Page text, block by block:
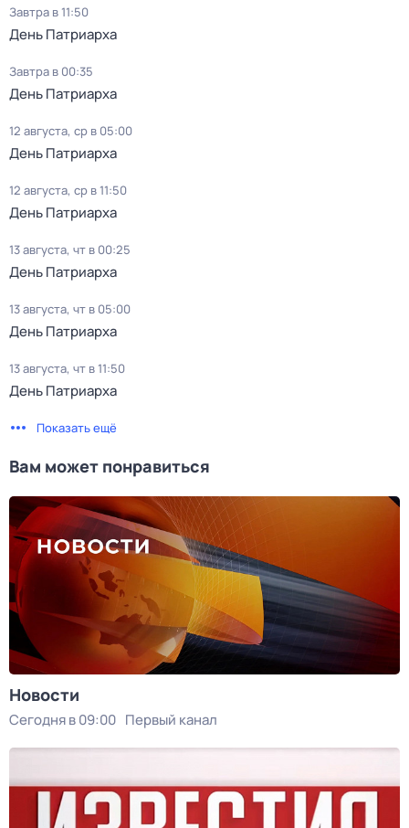
Завтра в 11:50
День Патриарха
Завтра в 00:35
День Патриарха
12 августа, ср в 05:00
День Патриарха
12 августа, ср в 11:50
День Патриарха
13 августа, чт в 00:25
День Патриарха
13 августа, чт в 05:00
День Патриарха
13 августа, чт в 11:50
День Патриарха
Показать ещё
Вам может понравиться
Новости
Сегодня в 09:00 Первый канал